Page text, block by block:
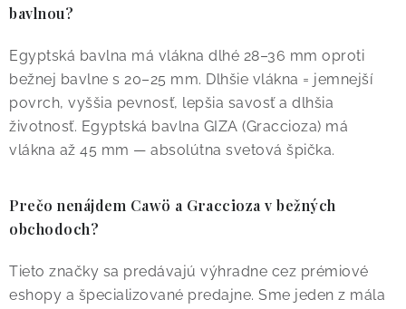
bavlnou?
Egyptská bavlna má vlákna dlhé 28–36 mm oproti
bežnej bavlne s 20–25 mm. Dlhšie vlákna = jemnejší
povrch, vyššia pevnosť, lepšia savosť a dlhšia
životnosť. Egyptská bavlna GIZA (Graccioza) má
vlákna až 45 mm — absolútna svetová špička.
Prečo nenájdem Cawö a Graccioza v bežných
obchodoch?
Tieto značky sa predávajú výhradne cez prémiové
eshopy a špecializované predajne. Sme jeden z mála